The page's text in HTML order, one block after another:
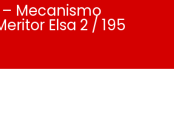
– Mecanismo
Elsa 2 / 195